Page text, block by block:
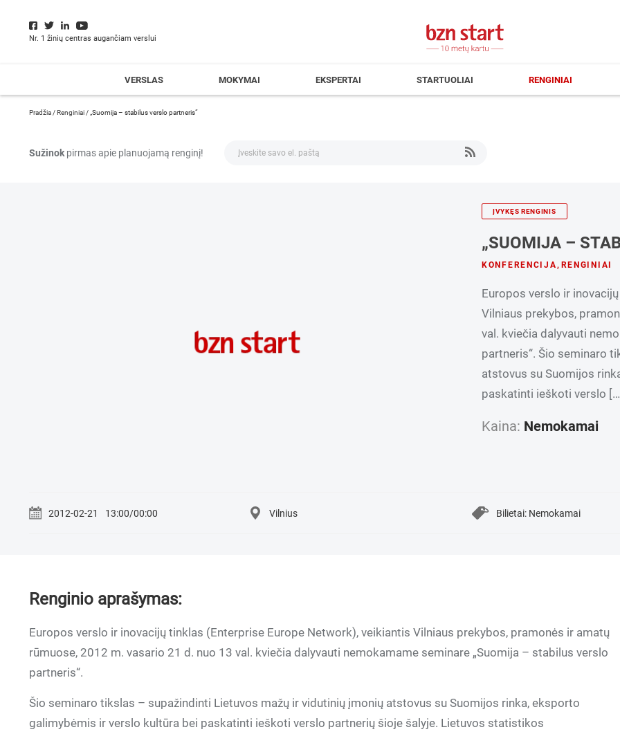
Nr. 1 žinių centras augančiam verslui
VERSLAS MOKYMAI EKSPERTAI STARTUOLIAI RENGINIAI
Pradžia /Renginiai / „Suomija – stabilus verslo partneris“
Sužinok pirmas apie planuojamą renginį!
ĮVYKĘS RENGINIS
„SUOMIJA –
KONFERENCIJA, RENGINIAI
Europos verslo ir
Vilniaus prekybos,
val. kviečia dalyvauti
partneris“. Šio seminaro
atstovus su Suomijos
paskatinti ieškoti verslo
Kaina: Nemokamai
2012-02-21 13:00/00:00 Vilnius Bilietai: Nemokamai
Renginio aprašymas:
Europos verslo ir inovacijų tinklas (Enterprise Europe Network), veikiantis Vilniaus prekybos, pramonės ir amatų
rūmuose, 2012 m. vasario 21 d. nuo 13 val. kviečia dalyvauti nemokamame seminare „Suomija – stabilus verslo
partneris“.
Šio seminaro tikslas – supažindinti Lietuvos mažų ir vidutinių įmonių atstovus su Suomijos rinka, eksporto
galimybėmis ir verslo kultūra bei paskatinti ieškoti verslo partnerių šioje šalyje. Lietuvos statistikos